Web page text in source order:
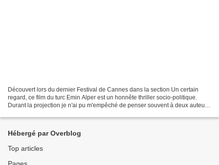
Découvert lors du dernier Festival de Cannes dans la section Un certain
regard, ce film du turc Emin Alper est un honnête thriller socio-politique.
Durant la projection je n'ai pu m'empêché de penser souvent à deux auteurs
Hébergé par Overblog
Top articles